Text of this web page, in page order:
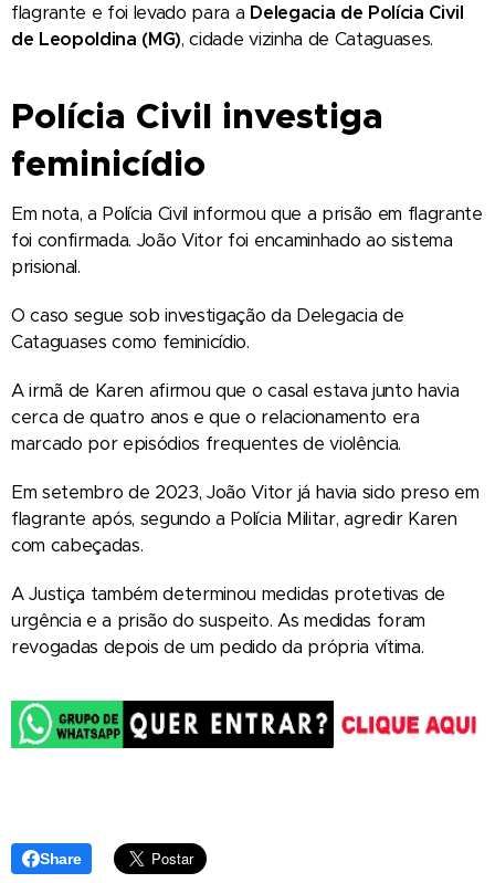
flagrante e foi levado para a Delegacia de Polícia Civil
de Leopoldina (MG), cidade vizinha de Cataguases.
Polícia Civil investiga
feminicídio
Em nota, a Polícia Civil informou que a prisão em flagrante
foi confirmada. João Vitor foi encaminhado ao sistema
prisional.
O caso segue sob investigação da Delegacia de
Cataguases como feminicídio.
A irmã de Karen afirmou que o casal estava junto havia
cerca de quatro anos e que o relacionamento era
marcado por episódios frequentes de violência.
Em setembro de 2023, João Vitor já havia sido preso em
flagrante após, segundo a Polícia Militar, agredir Karen
com cabeçadas.
A Justiça também determinou medidas protetivas de
urgência e a prisão do suspeito. As medidas foram
revogadas depois de um pedido da própria vítima.
Share